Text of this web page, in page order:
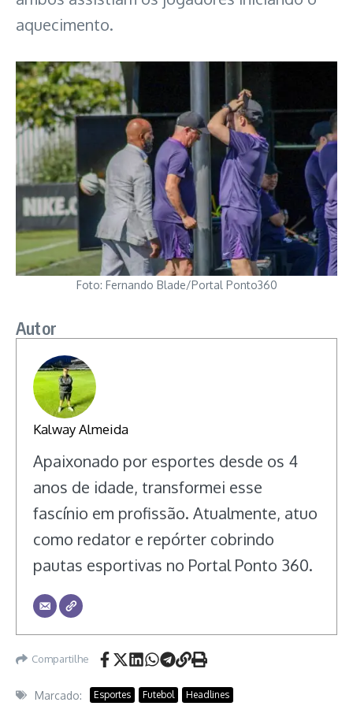
aquecimento.
Foto: Fernando Blade/Portal Ponto360
Autor
Kalway Almeida
Apaixonado por esportes desde os 4
anos de idade, transformei esse
fascínio em profissão. Atualmente, atuo
como redator e repórter cobrindo
pautas esportivas no Portal Ponto 360.
Compartilhe
Marcado: Esportes Futebol Headlines